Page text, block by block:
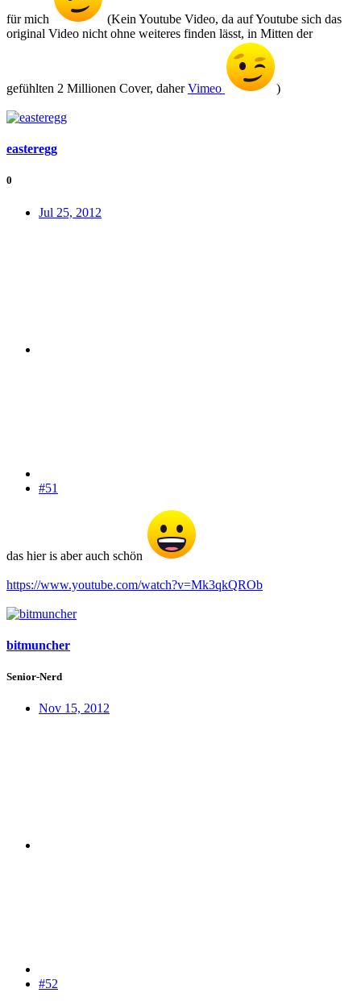
für mich
(Kein Youtube Video, da auf Youtube sich das
original Video nicht ohne weiteres finden lässt, in Mitten der
gefühlten 2 Millionen Cover, daherVimeo )
easteregg
0
Jul 25, 2012
#51
das hier is aber auch schön
https://www.youtube.com/watch?v=Mk3qkQROb
bitmuncher
Senior-Nerd
Nov 15, 2012
#52